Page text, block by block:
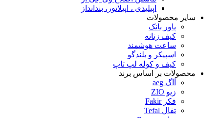
اپیلیدی ، اپیلاتور، بندانداز
سایر محصولات
پاور بانک
کیف زنانه
ساعت هوشمند
اسپیکر و بلندگو
کیف و کوله لپ تاپ
محصولات بر اساس برند
آاگ aeg
زیو ZIO
فکر Fakir
تفال Tefal